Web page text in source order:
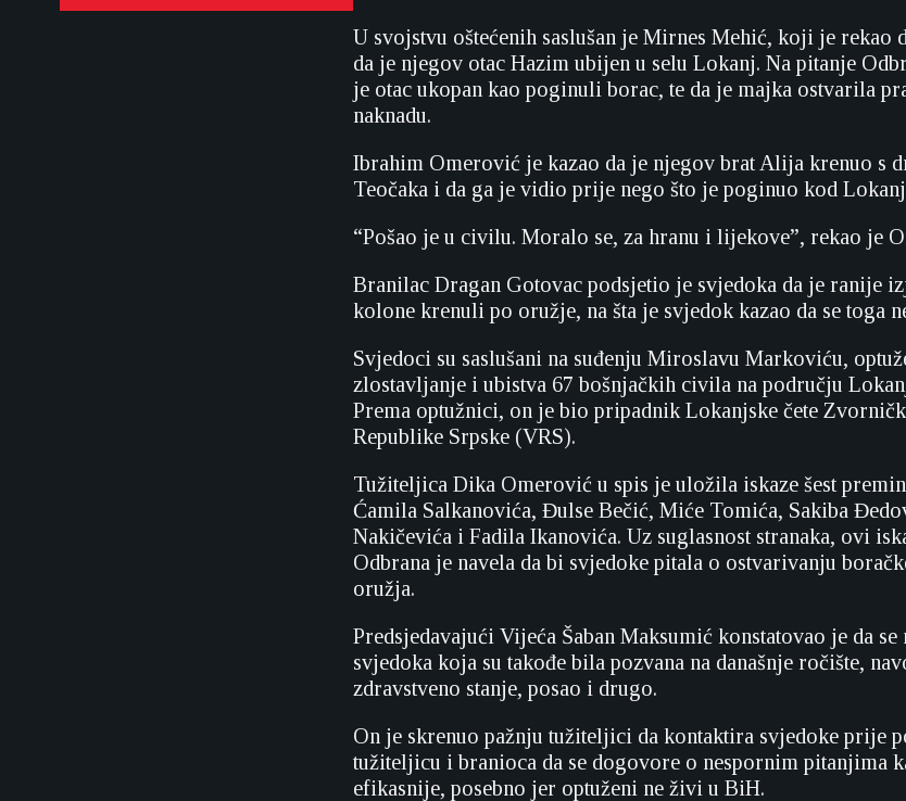
U svojstvu oštećenih saslušan je Mirnes Mehić, koji je rekao
da je njegov otac Hazim ubijen u selu Lokanj. Na pitanje
je otac ukopan kao poginuli borac, te da je majka ostvarila
naknadu.
Ibrahim Omerović je kazao da je njegov brat Alija krenuo s
Teočaka i da ga je vidio prije nego što je poginuo kod
“Pošao je u civilu. Moralo se, za hranu i lijekove”, rekao je
Branilac Dragan Gotovac podsjetio je svjedoka da je ranije
kolone krenuli po oružje, na šta je svjedok kazao da se toga
Svjedoci su saslušani na suđenju Miroslavu Markoviću,
zlostavljanje i ubistva 67 bošnjačkih civila na području
Prema optužnici, on je bio pripadnik Lokanjske čete
Republike Srpske (VRS).
Tužiteljica Dika Omerović u spis je uložila iskaze šest
Ćamila Salkanovića, Đulse Bečić, Miće Tomića, Sakiba
Nakičevića i Fadila Ikanovića. Uz suglasnost stranaka, ovi
Odbrana je navela da bi svjedoke pitala o ostvarivanju
oružja.
Predsjedavajući Vijeća Šaban Maksumić konstatovao je da
svjedoka koja su takođe bila pozvana na današnje ročište,
zdravstveno stanje, posao i drugo.
On je skrenuo pažnju tužiteljici da kontaktira svjedoke prije
tužiteljicu i branioca da se dogovore o nespornim pitanjima
efikasnije, posebno jer optuženi ne živi u BiH.